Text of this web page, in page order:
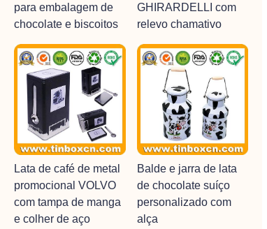
para embalagem de
chocolate e biscoitos
GHIRARDELLI com
relevo chamativo
Lata de café de metal
promocional VOLVO
com tampa de manga
e colher de aço
Balde e jarra de lata
de chocolate suíço
personalizado com
alça